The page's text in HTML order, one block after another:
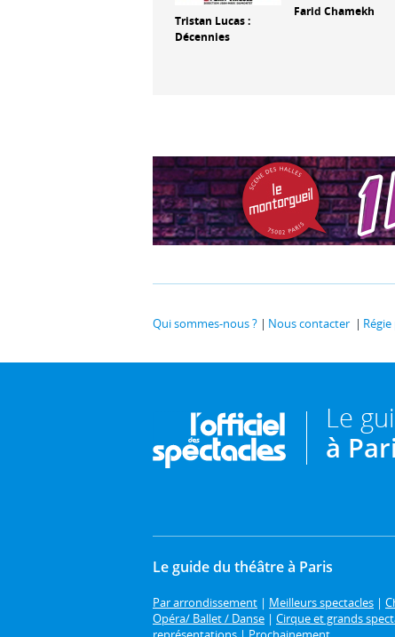
Tristan Lucas :
Décennies
Farid Chamekh
Qui sommes-nous ? Nous contacter
Le
à
Le guide du théâtre à Paris
Par arrondissement | Meilleurs spectacles |
Opéra/ Ballet / Danse | Cirque et grands